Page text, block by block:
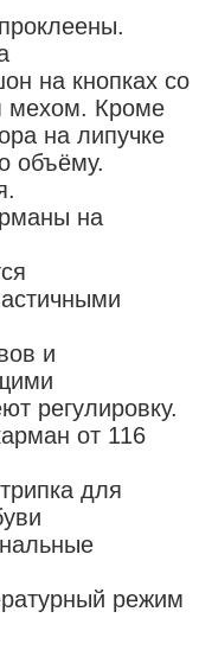
на кнопках со
мехом. Кроме
на липучке
объёму.
на
и
регулировку.
от 116
для
режим